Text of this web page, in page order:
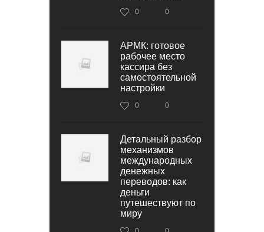
0 0
АРМК: готовое
рабочее место
кассира без
самостоятельной
настройки
0 0
Детальный разбор
механизмов
международных
денежных
переводов: как
деньги
путешествуют по
миру